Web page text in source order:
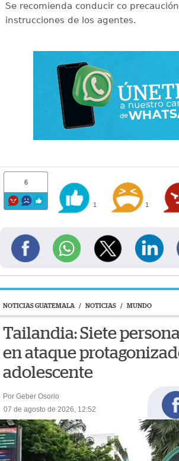
Se recomienda conducir co
instrucciones de los agentes.
6
1 1
NOTICIAS GUATEMALA / NOTICIAS / MUNDO
Tailandia: Siete
en ataque
adolescente
Por Geber Osorio
07 de agosto de 2026, 12:52